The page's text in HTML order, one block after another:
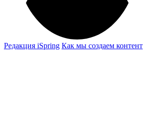
Редакция iSpring Как мы создаем контент